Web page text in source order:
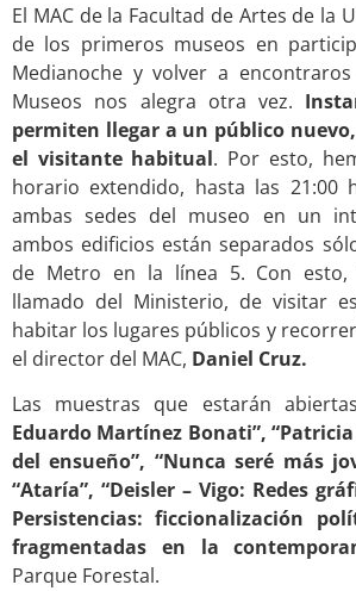
El MAC de la Facultad de Artes de la
de los primeros museos en
Medianoche y volver a
Museos nos alegra otra vez.
permiten llegar a un público
el visitante habitual. Por esto,
horario extendido, hasta las 21:00
ambas sedes del museo en un
ambos edificios están separados
de Metro en la línea 5. Con esto,
llamado del Ministerio, de visitar
habitar los lugares públicos y
el director del MAC, Daniel Cruz.
Las muestras que estarán
Eduardo Martínez Bonati”,
del ensueño”, “Nunca seré más
“Ataría”, “Deisler – Vigo: Redes
Persistencias: ficcionalización
fragmentadas en la
Parque Forestal.